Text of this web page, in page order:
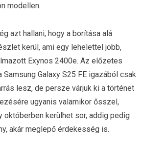
modellen.
azt hallani, hogy a borítása alá
kerül, ami egy lehelettel jobb,
Exynos 2400e. Az előzetes
Galaxy S25 FE igazából csak
lesz, de persze várjuk ki a történet
ugyanis valamikor ősszel,
októberben kerülhet sor, addig pedig
akár meglepő érdekesség is.